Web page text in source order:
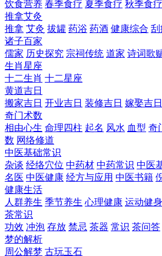
饮食营养 春季食疗 夏季食疗 秋季食疗
推拿艾灸
推拿 艾灸 拔罐 药浴 药酒 健康综合 刮
诸子百家
儒家 历史探究 宗祠传统 道家 诗词歌
生肖星座
十二生肖 十二星座
黄道吉日
搬家吉日 开业吉日 装修吉日 嫁娶吉日
奇门术数
相由心生 命理四柱 起名 风水 血型 奇
数 网络修道
中医基础常识
杂谈 经络穴位 中药材 中药常识 中医
名医 中医健康 经方与应用 中医书籍
健康生活
人群养生 季节养生 心理健康 运动健身
茶常识
功效 冲泡 存放 禁忌 茶器 常识 茶问答
梦的解析
周公解梦 古玩玉石